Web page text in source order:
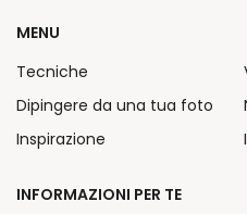
MENU
Tecniche
Dipingere da una tua foto
Inspirazione
INFORMAZIONI PER TE